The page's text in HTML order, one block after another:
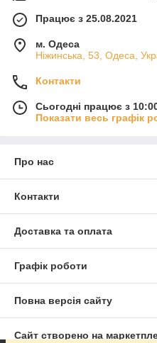
Працює з 25.08.2021
м. Одеса
Ніжинська, 53, Одеса,
Контакти
Сьогодні працює з
Показати весь графік
Про нас
Контакти
Доставка та оплата
Графік роботи
Повна версія сайту
Сайт створено на